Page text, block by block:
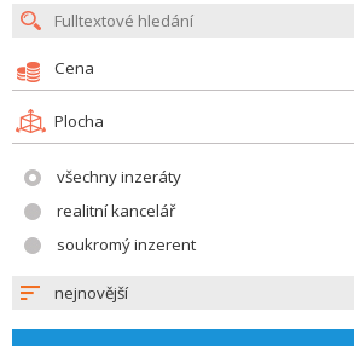
Cena
Plocha
všechny inzeráty
realitní kancelář
soukromý inzerent
nejnovější